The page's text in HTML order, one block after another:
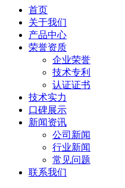
首页
关于我们
产品中心
荣誉资质
企业荣誉
技术专利
认证证书
技术实力
口碑展示
新闻资讯
公司新闻
行业新闻
常见问题
联系我们